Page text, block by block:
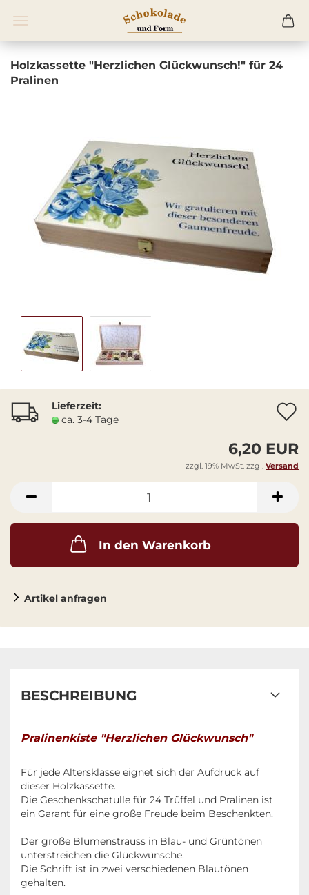
Holzkassette "Herzlichen Glückwunsch!" für 24
Pralinen
Lieferzeit:
ca. 3-4 Tage
6,20 EUR
zzgl. 19% MwSt. zzgl. Versand
In den Warenkorb
Artikel anfragen
BESCHREIBUNG
Pralinenkiste "Herzlichen Glückwunsch"
Für jede Altersklasse eignet sich der Aufdruck auf
dieser Holzkassette.
Die Geschenkschatulle für 24 Trüffel und Pralinen ist
ein Garant für eine große Freude beim Beschenkten.
Der große Blumenstrauss in Blau- und Grüntönen
unterstreichen die Glückwünsche.
Die Schrift ist in zwei verschiedenen Blautönen
gehalten.